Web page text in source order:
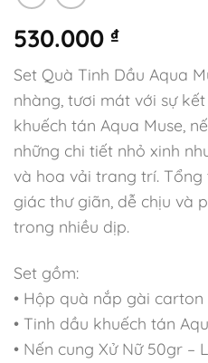
530.000 ₫
Set Quà Tinh Dầu Aqua
nhàng, tươi mát với sự
khuếch tán Aqua Muse,
những chi tiết nhỏ xinh
và hoa vải trang trí.
giác thư giãn, dễ chịu và
trong nhiều dịp.
Set gồm:
• Hộp quà nắp gài carton
• Tinh dầu khuếch tán
• Nến cung Xử Nữ 50gr –